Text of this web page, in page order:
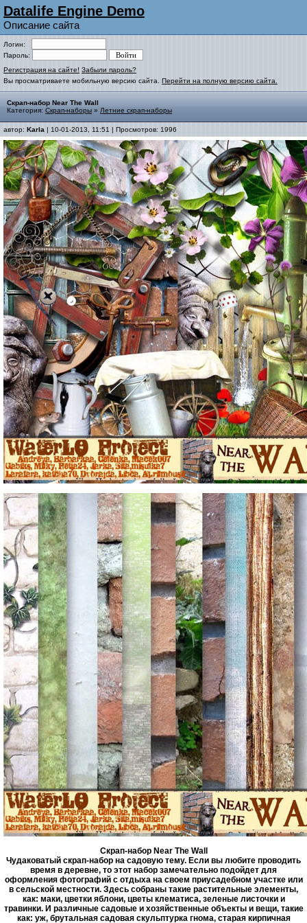
Datalife Engine Demo
Описание сайта
Логин:
Пароль:
Регистрация на сайте! Забыли пароль?
Вы просматриваете мобильную версию сайта. Перейти на полную версию сайта.
Скрап-набор Near The Wall
Категория: Скрап-наборы » Летние скрап-наборы
автор: Karla | 10-01-2013, 11:51 | Просмотров: 1996
Скрап-набор Near The Wall
Чудаковатый скрап-набор на садовую тему. Если вы любите проводить
время в деревне, то этот набор замечательно подойдет для
оформления фотографий с отдыха на своем приусадебном участке или
в сельской местности. Здесь собраны такие растительные элементы,
как: маки, цветки яблони, цветы клематиса, зеленые листочки и
травинки. И различные садовые и хозяйственные объекты и вещи, такие
как: уж, брутальная садовая скульптурка гнома, старая кирпичная